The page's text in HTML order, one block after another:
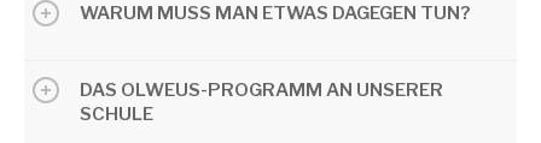
WARUM MUSS MAN ETWAS DAGEGEN TUN?
DAS OLWEUS-PROGRAMM AN UNSERER
SCHULE